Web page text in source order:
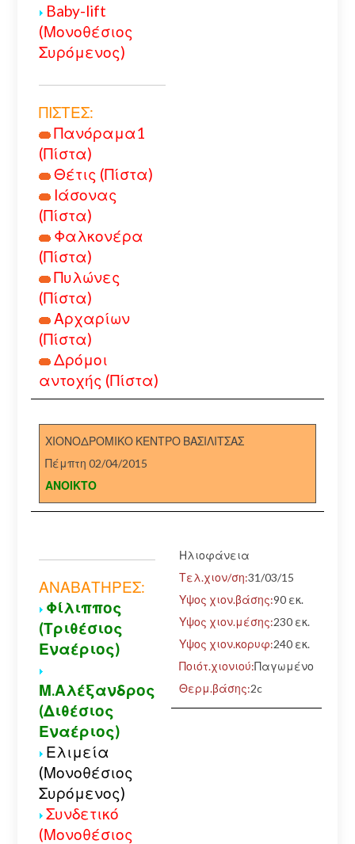
Baby-lift
(Μονοθέσιος
Συρόμενος)
ΠΙΣΤΕΣ:
Πανόραμα1
(Πίστα)
Θέτις (Πίστα)
Ιάσονας
(Πίστα)
Φαλκονέρα
(Πίστα)
Πυλώνες
(Πίστα)
Αρχαρίων
(Πίστα)
Δρόμοι
αντοχής (Πίστα)
ΧΙΟΝΟΔΡΟΜΙΚΟ ΚΕΝΤΡΟ ΒΑΣΙΛΙΤΣΑΣ
Πέμπτη 02/04/2015
ΑΝΟΙΚΤΟ
ΑΝΑΒΑΤΗΡΕΣ:
Φίλιππος
(Τριθέσιος
Εναέριος)
Μ.Αλέξανδρος
(Διθέσιος
Εναέριος)
Ελιμεία
(Μονοθέσιος
Συρόμενος)
Συνδετικό
(Μονοθέσιος
Ηλιοφάνεια
Τελ.χιον/ση:31/03/15
Υψος χιον.βάσης:90 εκ.
Υψος χιον.μέσης:230 εκ.
Υψος χιον.κορυφ:240 εκ.
Ποιότ.χιονιού:Παγωμένο
Θερμ.βάσης:2c